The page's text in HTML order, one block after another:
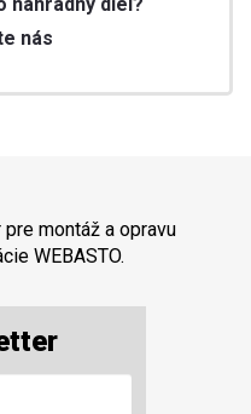
nás
montáž a opravu
WEBASTO.